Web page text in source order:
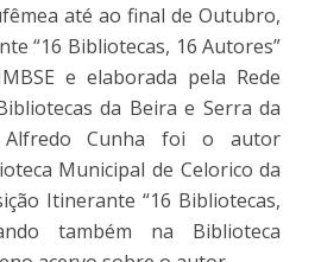
até ao final de Outubro,
“16 Bibliotecas, 16 Autores”
e elaborada pela Rede
da Beira e Serra da
Alfredo Cunha foi o autor
Municipal de Celorico da
Itinerante “16 Bibliotecas,
também na Biblioteca